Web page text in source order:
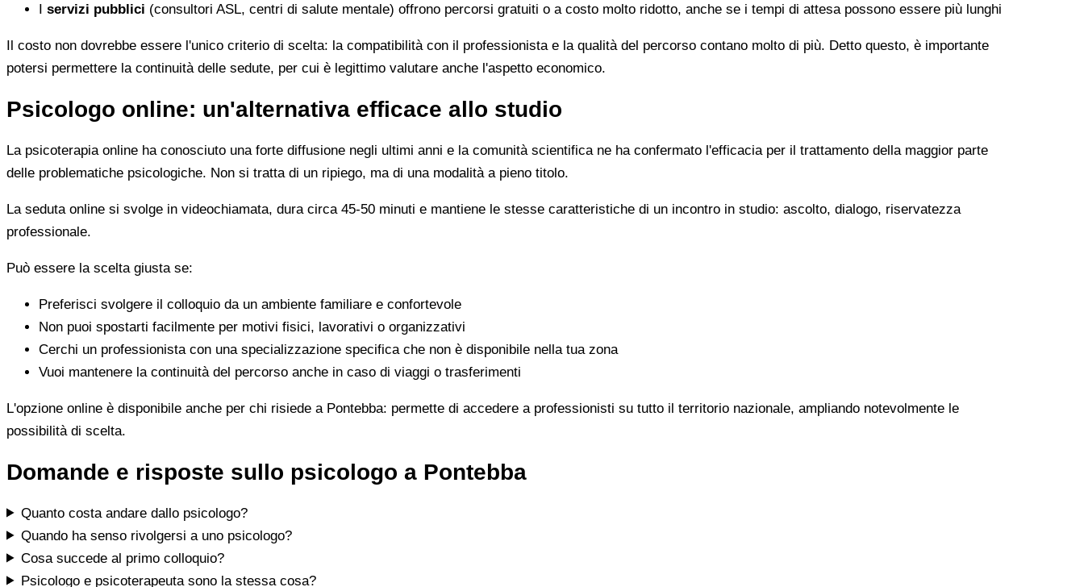
I servizi pubblici (consultori ASL, centri di salute mentale) offrono percorsi gratuiti o a costo molto ridotto, anche se i tempi di attesa possono essere più lunghi
Il costo non dovrebbe essere l'unico criterio di scelta: la compatibilità con il professionista e la qualità del percorso contano molto di più. Detto questo, è importante
potersi permettere la continuità delle sedute, per cui è legittimo valutare anche l'aspetto economico.
Psicologo online: un'alternativa efficace allo studio
La psicoterapia online ha conosciuto una forte diffusione negli ultimi anni e la comunità scientifica ne ha confermato l'efficacia per il trattamento della maggior parte
delle problematiche psicologiche. Non si tratta di un ripiego, ma di una modalità a pieno titolo.
La seduta online si svolge in videochiamata, dura circa 45-50 minuti e mantiene le stesse caratteristiche di un incontro in studio: ascolto, dialogo, riservatezza
professionale.
Può essere la scelta giusta se:
Preferisci svolgere il colloquio da un ambiente familiare e confortevole
Non puoi spostarti facilmente per motivi fisici, lavorativi o organizzativi
Cerchi un professionista con una specializzazione specifica che non è disponibile nella tua zona
Vuoi mantenere la continuità del percorso anche in caso di viaggi o trasferimenti
L'opzione online è disponibile anche per chi risiede a Pontebba: permette di accedere a professionisti su tutto il territorio nazionale, ampliando notevolmente le
possibilità di scelta.
Domande e risposte sullo psicologo a Pontebba
Quanto costa andare dallo psicologo?
Quando ha senso rivolgersi a uno psicologo?
Cosa succede al primo colloquio?
Psicologo e psicoterapeuta sono la stessa cosa?